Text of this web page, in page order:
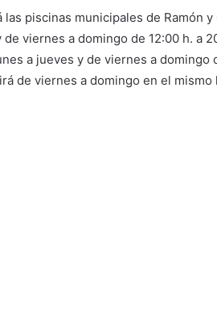
piscinas municipales de Ramón
viernes a domingo de 12:00 h. a
a jueves y de viernes a domingo
de viernes a domingo en el mismo